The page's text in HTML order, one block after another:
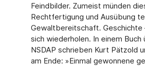
Feindbilder. Zumeist münden
Rechtfertigung und Ausübung
Gewaltbereitschaft. Geschichte
sich wiederholen. In einem Buch
NSDAP schrieben Kurt Pätzold
am Ende: »Einmal gewonnene